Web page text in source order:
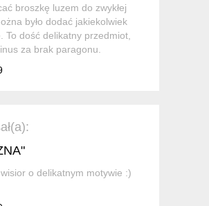
broszkę luzem do zwykłej
było dodać jakiekolwiek
To dość delikatny przedmiot,
za brak paragonu.
o delikatnym motywie :)